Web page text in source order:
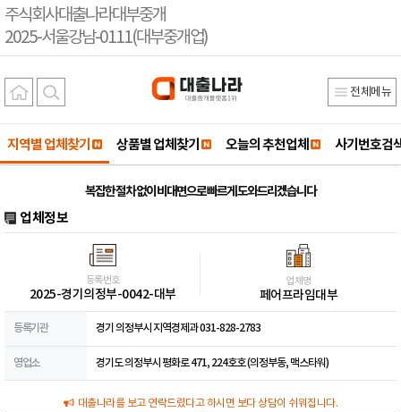
주식회사대출나라대부중개
2025-서울강남-0111(대부중개업)
전체메뉴
지역별 업체찾기 상품별 업체찾기 오늘의 추천업체 사기번호검
복잡한 절차 없이 비대면으로 빠르게 도와드리겠습니다
업체정보
등록번호
2025-경기의정부-0042-대부
업체명
페어프라임대부
등록기관 경기 의정부시 지역경제과 031-828-2783
영업소 경기도 의정부시 평화로 471, 224호호 (의정부동, 맥스타워)
대출나라를 보고 연락드렸다고 하시면 보다 상담이 쉬워집니다.